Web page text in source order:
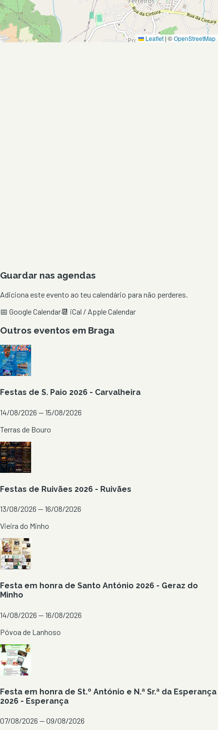
Leaflet | ©OpenStreetMap
Guardar nas agendas
Adiciona este evento ao teu calendário para não perderes.
📅 Google Calendar📆 iCal / Apple Calendar
Outros eventos em Braga
Festas de S. Paio 2026 - Carvalheira
14/08/2026 — 15/08/2026
Terras de Bouro
Festas de Ruivães 2026 - Ruivães
13/08/2026 — 16/08/2026
Vieira do Minho
Festa em honra de Santo António 2026 - Geraz do
Minho
14/08/2026 — 16/08/2026
Póvoa de Lanhoso
Festa em honra de St.º António e N.ª Sr.ª da Esperança
2026 - Esperança
07/08/2026 — 09/08/2026